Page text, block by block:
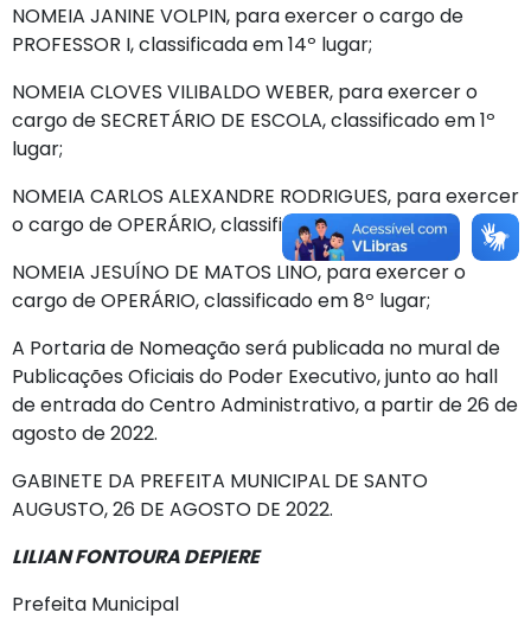
NOMEIA JANINE VOLPIN, para exercer o cargo de
PROFESSOR I, classificada em 14º lugar;
NOMEIA CLOVES VILIBALDO WEBER, para exercer o
cargo de SECRETÁRIO DE ESCOLA, classificado em 1º
lugar;
NOMEIA CARLOS ALEXANDRE RODRIGUES, para exercer
o cargo de OPERÁRIO, classificado em 7º lugar;
NOMEIA JESUÍNO DE MATOS LINO, para exercer o
cargo de OPERÁRIO, classificado em 8º lugar;
A Portaria de Nomeação será publicada no mural de
Publicações Oficiais do Poder Executivo, junto ao hall
de entrada do Centro Administrativo, a partir de 26 de
agosto de 2022.
GABINETE DA PREFEITA MUNICIPAL DE SANTO
AUGUSTO, 26 DE AGOSTO DE 2022.
LILIAN FONTOURA DEPIERE
Prefeita Municipal